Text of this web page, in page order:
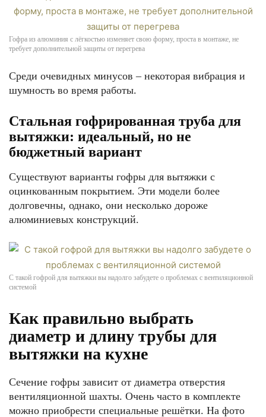
Гофра из алюминия с лёгкостью изменяет свою форму, проста в монтаже, не
требует дополнительной защиты от перегрева
Среди очевидных минусов – некоторая вибрация и
шумность во время работы.
Стальная гофрированная труба для
вытяжки: идеальный, но не
бюджетный вариант
Существуют варианты гофры для вытяжки с
оцинкованным покрытием. Эти модели более
долговечны, однако, они несколько дороже
алюминиевых конструкций.
С такой гофрой для вытяжки вы надолго забудете о проблемах с вентиляционной
системой
Как правильно выбрать
диаметр и длину трубы для
вытяжки на кухне
Сечение гофры зависит от диаметра отверстия
вентиляционной шахты. Очень часто в комплекте
можно приобрести специальные решётки. На фото